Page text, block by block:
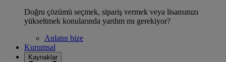
Doğru çözümü seçmek, sipariş vermek veya lisansınızı
yükseltmek konularında yardım mı gerekiyor?
Anlatın bize
Kurumsal
Kaynaklar